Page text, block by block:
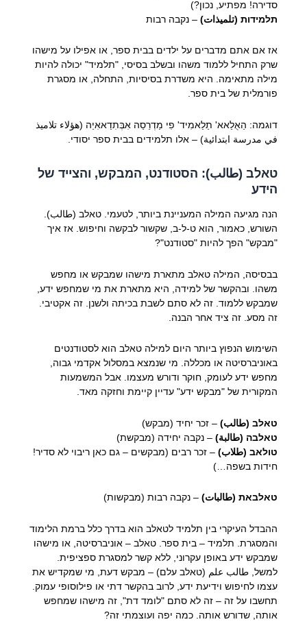
סדירה! מפתיע, נכון?)
תלמידות (تلميذات)– נקבה רבות
אז אם אתם מדברים על ילדים בבית ספר, או אפילו על מישהו
שרק התחיל ללמוד משהו ובשלב בסיסי, "תלמיד" יכולה להיות
מילה מתאימה. היא משדרת בסיסיות, התחלה, או מסגרת
פורמלית של בית ספר.
דוגמה: הַאֻלַאא' תַלַאמִיד' פִי מַדְרַסַה אִבְּתִדַאאִיַה (هؤلاء تلاميذ
في مدرسة ابتدائية) – אלו תלמידים בבית ספר יסודי.
טאלב (طالب): הסטודנט, המבקש, והצייד של
הידע
הנה מגיעה המילה המעניינת ביותר, לטעמי. טאלב (طالب).
השורש, כאמור, הוא ט-ל-ב, שקשור לבקשה וחיפוש. אז איך
"מבקש" הפך להיות "סטודנט"?
בבסיסה, המילה טאלב מתארת מישהו שמבקש או מחפש
משהו. ובהקשר של למידה, היא מתארת את מי שמחפש ידע,
שמבקש ללמוד. זה לא סתם לשבת בכיתה ולשנן. זה אקטיבי.
זה מסע. זה ציד אחר הבנה.
השימוש הנפוץ ביותר היום למילה טאלב הוא לסטודנטים
באוניברסיטה או מכללה. מי שנמצא במסלול אקדמי גבוה,
מחפש ידע לעומק, חוקר ודורש מעצמו. אבל המשמעות
המקורית של "מבקש ידע" עדיין קיימת וחזקה מאד.
טאלב (طالب)– זכר יחיד (מבקש)
טאלבה (طالبة)– נקבה יחידה (מבקשת)
טולאב (طلاب)– זכר רבים (מבקשים – גם כאן ריבוי לא סדיר!
חידות בשפה…)
טאלבאת (طالبات)– נקבה רבות (מבקשות)
ההבדל העיקרי בין תלמיד לטאלב הוא בדרך כלל ברמת הלימוד
והמסגרת. תלמיד – בית ספר. טאלב – אוניברסיטה, או מישהו
שמבקש ידע באופן עקרוני, ללא קשר למסגרת ספציפית.
למשל, طالب علم (טאלב עלם) – מבקש דעת, מי שמקדיש את
עצמו לחיפוש וידיעת ידע, לרוב בהקשר דתי או פילוסופי עמוק.
תחשבו על זה – זה לא סתם "לומד דת", זה מישהו שמחפש
אותה, שדורש אותה. כמה יפה ועוצמתי זה?